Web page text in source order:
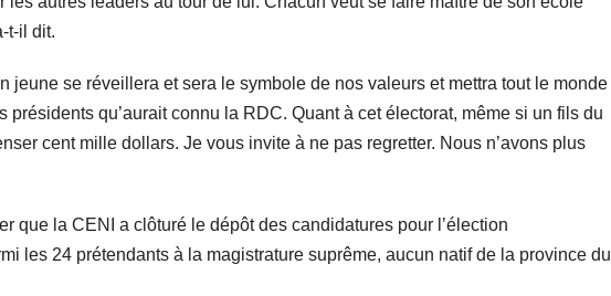
t-il dit.
jeune se réveillera et sera le symbole de nos valeurs et mettra tout le monde
présidents qu’aurait connu la RDC. Quant à cet électorat, même si un fils du
cent mille dollars. Je vous invite à ne pas regretter. Nous n’avons plus
que la CENI a clôturé le dépôt des candidatures pour l’élection
les 24 prétendants à la magistrature suprême, aucun natif de la province du